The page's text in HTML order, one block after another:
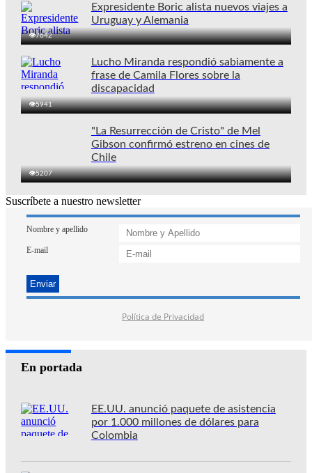
7642
Expresidente Boric alista nuevos viajes a
Uruguay y Alemania
5941
Lucho Miranda respondió sabiamente a
frase de Camila Flores sobre la
discapacidad
5207
"La Resurrección de Cristo" de Mel
Gibson confirmó estreno en cines de
Chile
Suscríbete a nuestro newsletter
Nombre y apellido
E-mail
Política de Privacidad
En portada
EE.UU. anunció paquete de asistencia
por 1.000 millones de dólares para
Colombia